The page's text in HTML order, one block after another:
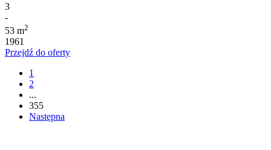
3
-
53 m2
1961
Przejdź do oferty
1
2
...
355
Następna